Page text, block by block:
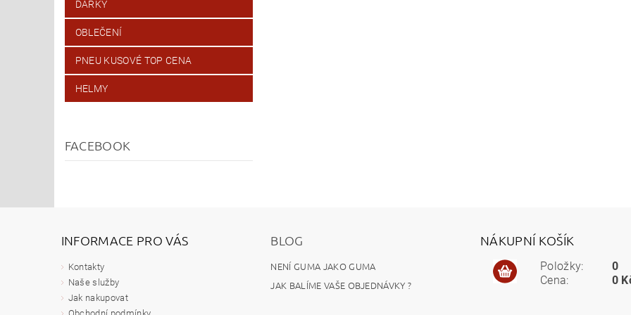
DÁRKY
OBLEČENÍ
PNEU KUSOVÉ TOP CENA
HELMY
FACEBOOK
INFORMACE PRO VÁS
Kontakty
Naše služby
Jak nakupovat
BLOG
NENÍ GUMA JAKO GUMA
JAK BALÍME VAŠE OBJEDNÁVKY ?
NÁKUPNÍ KOŠÍK
Položky:
Cena:
0
0